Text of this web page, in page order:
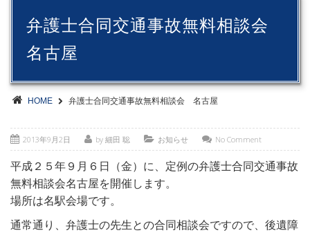
弁護士合同交通事故無料相談会
名古屋
HOME 弁護士合同交通事故無料相談会 名古屋
2013年9月2日 by 細田 聡 お知らせ No Comment
平成２５年９月６日（金）に、定例の弁護士合同交通事故
無料相談会名古屋を開催します。
場所は名駅会場です。
通常通り、弁護士の先生との合同相談会ですので、後遺障